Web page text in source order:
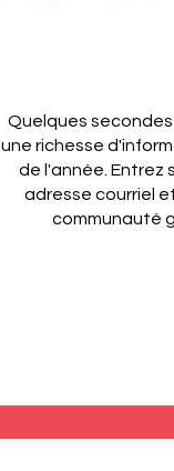
Quelques secondes
une richesse
de l'année. Entrez
adresse courriel
communauté